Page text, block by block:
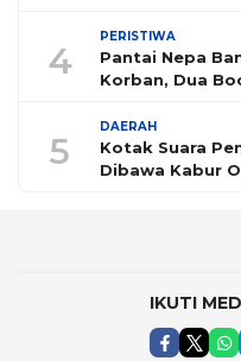
4
PERISTIWA
Pantai Nepa
Korban, Dua
5
DAERAH
Kotak Suara
Dibawa Kabur
IKUTI